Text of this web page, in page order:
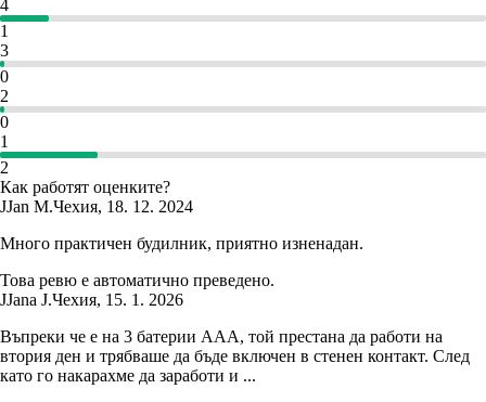
4
1
3
0
2
0
1
2
Как работят оценките?
JJan M.Чехия, 18. 12. 2024
Много практичен будилник, приятно изненадан.
Това ревю е автоматично преведено.
JJana J.Чехия, 15. 1. 2026
Въпреки че е на 3 батерии ААА, той престана да работи на
втория ден и трябваше да бъде включен в стенен контакт. След
като го накарахме да заработи и ...